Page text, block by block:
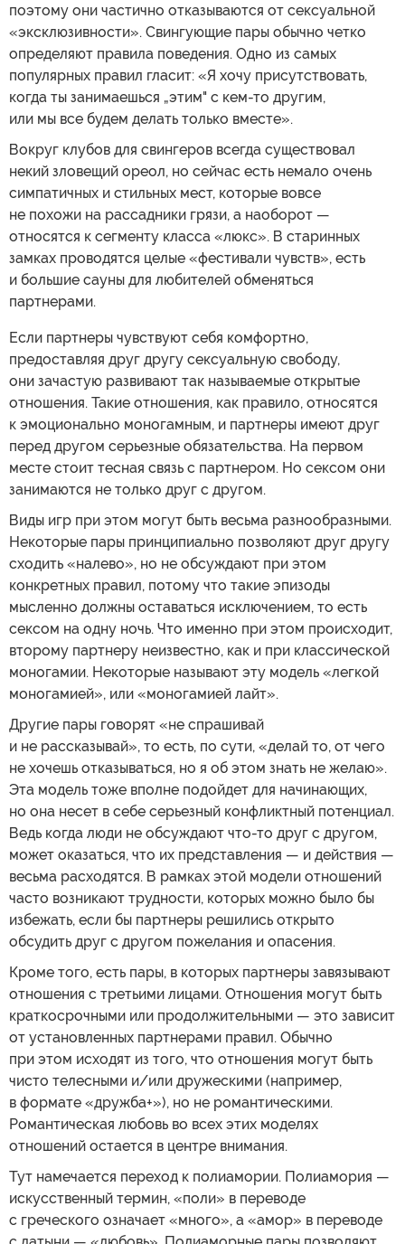
поэтому они частично отказываются от сексуальной
«эксклюзивности». Свингующие пары обычно четко
определяют правила поведения. Одно из самых
популярных правил гласит: «Я хочу присутствовать,
когда ты занимаешься „этим" с кем-то другим,
или мы все будем делать только вместе».
Вокруг клубов для свингеров всегда существовал
некий зловещий ореол, но сейчас есть немало очень
симпатичных и стильных мест, которые вовсе
не похожи на рассадники грязи, а наоборот —
относятся к сегменту класса «люкс». В старинных
замках проводятся целые «фестивали чувств», есть
и большие сауны для любителей обменяться
партнерами.
Если партнеры чувствуют себя комфортно,
предоставляя друг другу сексуальную свободу,
они зачастую развивают так называемые открытые
отношения. Такие отношения, как правило, относятся
к эмоционально моногамным, и партнеры имеют друг
перед другом серьезные обязательства. На первом
месте стоит тесная связь с партнером. Но сексом они
занимаются не только друг с другом.
Виды игр при этом могут быть весьма разнообразными.
Некоторые пары принципиально позволяют друг другу
сходить «налево», но не обсуждают при этом
конкретных правил, потому что такие эпизоды
мысленно должны оставаться исключением, то есть
сексом на одну ночь. Что именно при этом происходит,
второму партнеру неизвестно, как и при классической
моногамии. Некоторые называют эту модель «легкой
моногамией», или «моногамией лайт».
Другие пары говорят «не спрашивай
и не рассказывай», то есть, по сути, «делай то, от чего
не хочешь отказываться, но я об этом знать не желаю».
Эта модель тоже вполне подойдет для начинающих,
но она несет в себе серьезный конфликтный потенциал.
Ведь когда люди не обсуждают что-то друг с другом,
может оказаться, что их представления — и действия —
весьма расходятся. В рамках этой модели отношений
часто возникают трудности, которых можно было бы
избежать, если бы партнеры решились открыто
обсудить друг с другом пожелания и опасения.
Кроме того, есть пары, в которых партнеры завязывают
отношения с третьими лицами. Отношения могут быть
краткосрочными или продолжительными — это зависит
от установленных партнерами правил. Обычно
при этом исходят из того, что отношения могут быть
чисто телесными и/или дружескими (например,
в формате «дружба+»), но не романтическими.
Романтическая любовь во всех этих моделях
отношений остается в центре внимания.
Тут намечается переход к полиамории. Полиамория —
искусственный термин, «поли» в переводе
с греческого означает «много», а «амор» в переводе